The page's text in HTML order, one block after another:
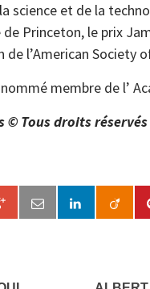
science et de la
Princeton, le prix
l’American Society
membre de l’
© Tous droits réservés